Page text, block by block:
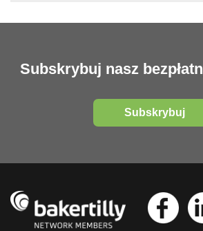
Subskrybuj nasz
Subskrybuj